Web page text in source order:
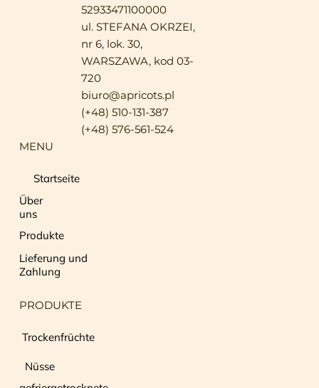
52933471100000
ul. STEFANA OKRZEI,
nr 6, lok. 30,
WARSZAWA, kod 03-
720
biuro@apricots.pl
(+48) 510-131-387
(+48) 576-561-524
MENU
Startseite
Über
uns
Produkte
Lieferung und
Zahlung
PRODUKTE
Trockenfrüchte
Nüsse